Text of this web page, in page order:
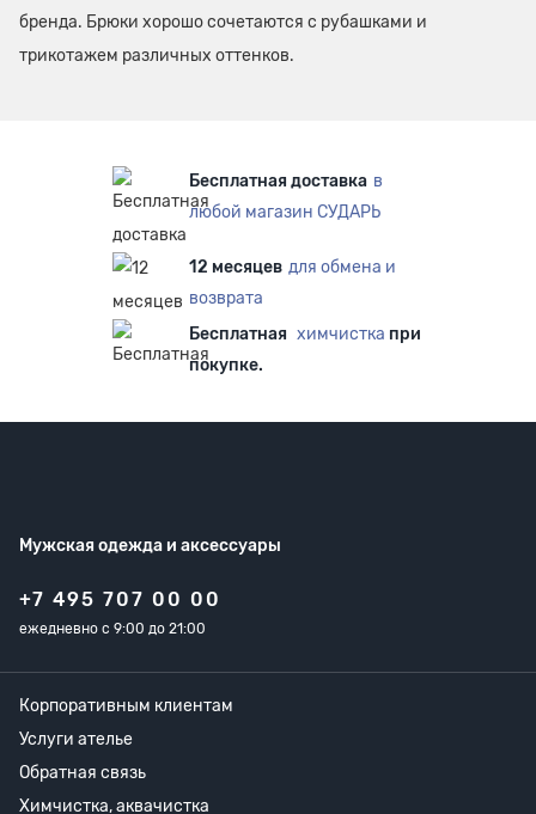
бренда. Брюки хорошо сочетаются с рубашками и
трикотажем различных оттенков.
Бесплатная доставка в
любой магазин СУДАРЬ
12 месяцев для обмена и
возврата
Бесплатная химчистка при
покупке.
Мужская одежда и аксессуары
+7 495 707 00 00
ежедневно с 9:00 до 21:00
Корпоративным клиентам
Услуги ателье
Обратная связь
Химчистка, аквачистка